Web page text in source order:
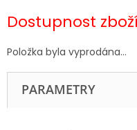
cena:
Dostupnost
Položka byla vyprodána…
PARAMETRY